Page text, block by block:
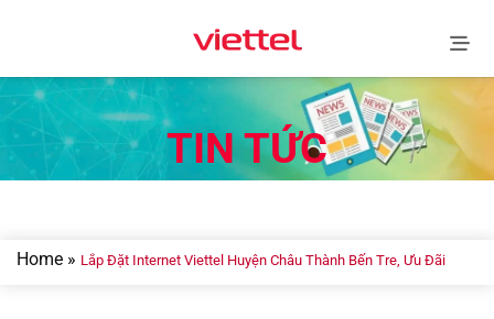
TIN TỨC
Home » Lắp Đặt Internet Viettel Huyện Châu Thành Bến Tre, Ưu Đãi